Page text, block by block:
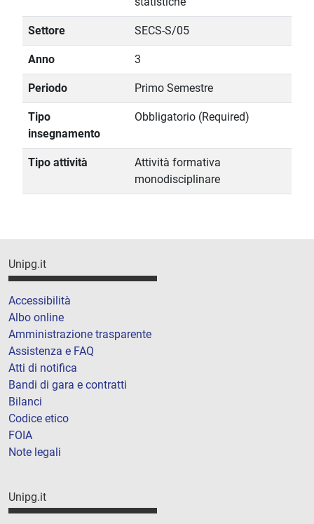
Settore SECS-S/05
Anno 3
Periodo Primo Semestre
Tipo
insegnamento
Obbligatorio (Required)
Tipo attività
Attività formativa
monodisciplinare
Unipg.it
Accessibilità
Albo online
Amministrazione trasparente
Assistenza e FAQ
Atti di notifica
Bandi di gara e contratti
Bilanci
Codice etico
FOIA
Note legali
Unipg.it